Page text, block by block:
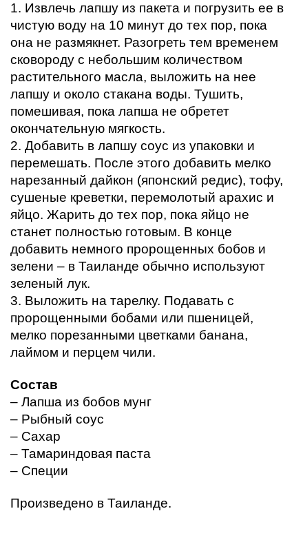
1. Извлечь лапшу из пакета и погрузить ее в
чистую воду на 10 минут до тех пор, пока
она не размякнет. Разогреть тем временем
сковороду с небольшим количеством
растительного масла, выложить на нее
лапшу и около стакана воды. Тушить,
помешивая, пока лапша не обретет
окончательную мягкость.
2. Добавить в лапшу соус из упаковки и
перемешать. После этого добавить мелко
нарезанный дайкон (японский редис), тофу,
сушеные креветки, перемолотый арахис и
яйцо. Жарить до тех пор, пока яйцо не
станет полностью готовым. В конце
добавить немного пророщенных бобов и
зелени – в Таиланде обычно используют
зеленый лук.
3. Выложить на тарелку. Подавать с
пророщенными бобами или пшеницей,
мелко порезанными цветками банана,
лаймом и перцем чили.
Состав
– Лапша из бобов мунг
– Рыбный соус
– Сахар
– Тамариндовая паста
– Специи
Произведено в Таиланде.